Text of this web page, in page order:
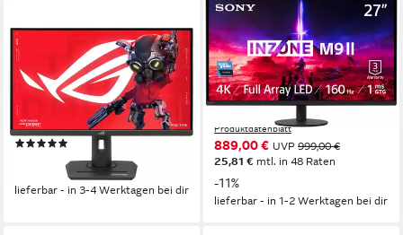
ROG Strix XG27UCG Gaming-
Monitor
68,6 cm/ 27 Zoll Diagonale
3840 x 2160 px, 4K Ultra HD
1 ms
Reaktionszeit
Produktdatenblatt
ab 499,00 €
mtl. in 36 Raten
lieferbar - in 3-4 Werktagen bei dir
SONY
SDM-27U9M2 Gaming-
Monitor
68 cm/ 27 Zoll Diagonale
3840 x 2160 px, 4K Ultra HD Auflösung
1 ms Reaktionszeit
Produktdatenblatt
889,00 € UVP 999,00 €
25,81 € mtl. in 48 Raten
-11%
lieferbar - in 1-2 Werktagen bei dir